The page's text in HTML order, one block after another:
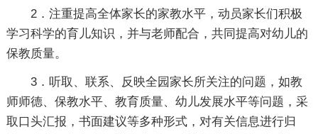
2．注重提高全体家长的家教水平，动员家长们积极
学习科学的育儿知识，并与老师配合，共同提高对幼儿的
保教质量。
3．听取、联系、反映全园家长所关注的问题，如教
师师德、保教水平、教育质量、幼儿发展水平等问题，采
取口头汇报，书面建议等多种形式，对有关信息进行归